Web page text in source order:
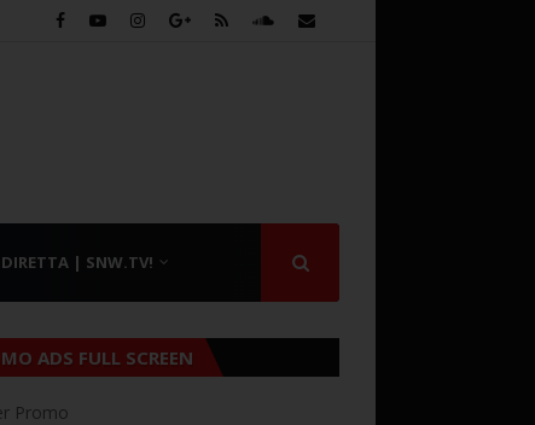
DIRETTA | SNW.TV!
ADS FULL SCREEN
Promo